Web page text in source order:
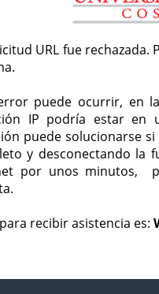
URL fue
puede ocurrir, en
IP podría estar en
puede solucionarse
y desconectando la
por unos minutos,
recibir asistencia es: